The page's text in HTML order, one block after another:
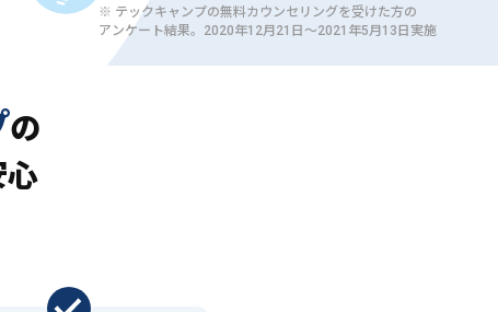
※ テックキャンプの無料カウンセリングを受けた方の
アンケート結果。2020年12月21日〜2021年5月13日実施
の
心